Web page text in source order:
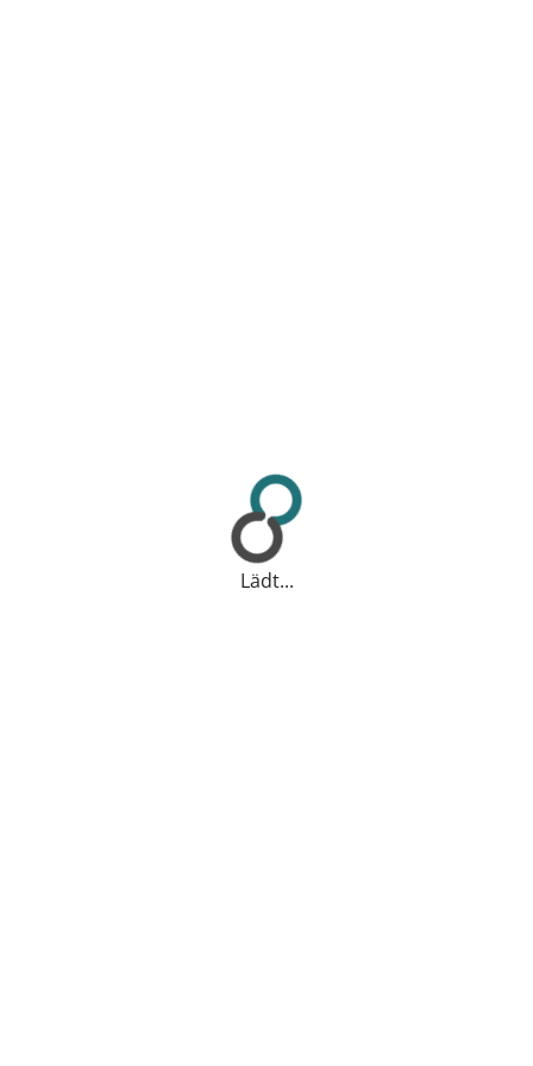
Lädt...